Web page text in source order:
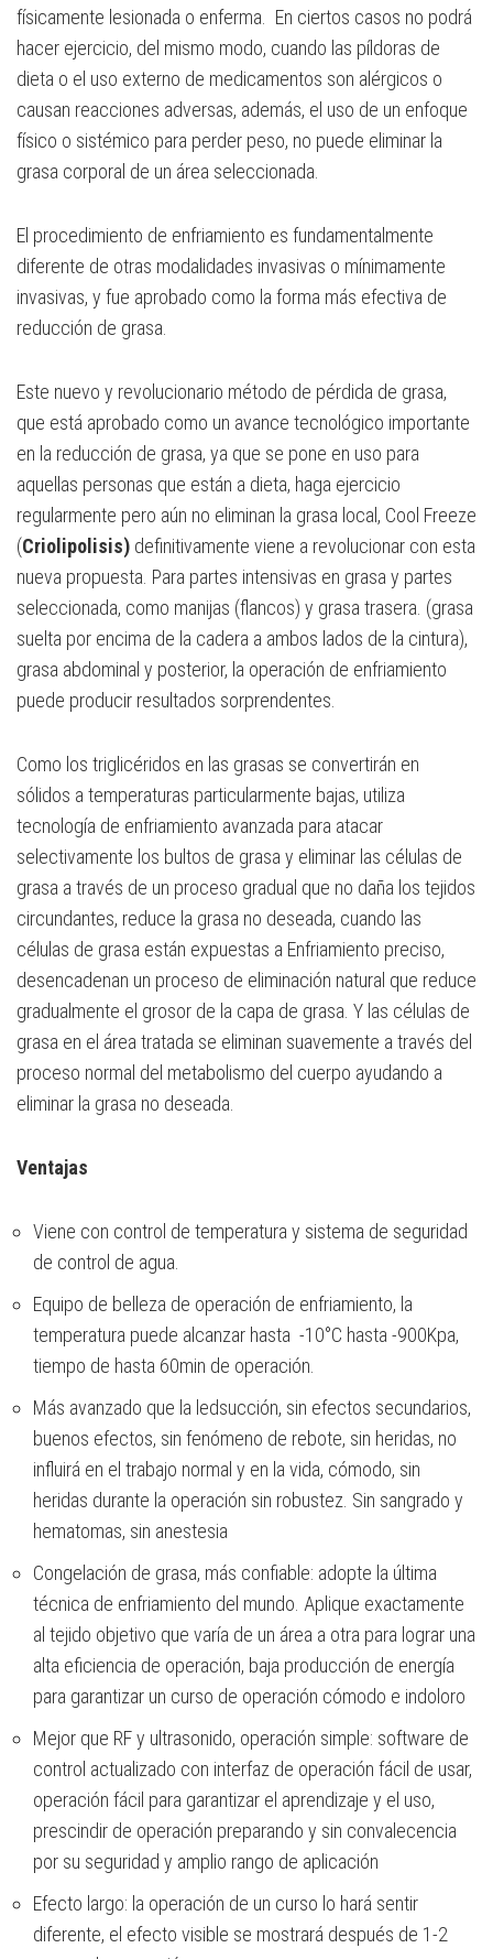
físicamente lesionada o enferma. En ciertos casos no podrá
hacer ejercicio, del mismo modo, cuando las píldoras de
dieta o el uso externo de medicamentos son alérgicos o
causan reacciones adversas, además, el uso de un enfoque
físico o sistémico para perder peso, no puede eliminar la
grasa corporal de un área seleccionada.
El procedimiento de enfriamiento es fundamentalmente
diferente de otras modalidades invasivas o mínimamente
invasivas, y fue aprobado como la forma más efectiva de
reducción de grasa.
Este nuevo y revolucionario método de pérdida de grasa,
que está aprobado como un avance tecnológico importante
en la reducción de grasa, ya que se pone en uso para
aquellas personas que están a dieta, haga ejercicio
regularmente pero aún no eliminan la grasa local, Cool Freeze
(Criolipolisis) definitivamente viene a revolucionar con esta
nueva propuesta. Para partes intensivas en grasa y partes
seleccionada, como manijas (flancos) y grasa trasera. (grasa
suelta por encima de la cadera a ambos lados de la cintura),
grasa abdominal y posterior, la operación de enfriamiento
puede producir resultados sorprendentes.
Como los triglicéridos en las grasas se convertirán en
sólidos a temperaturas particularmente bajas, utiliza
tecnología de enfriamiento avanzada para atacar
selectivamente los bultos de grasa y eliminar las células de
grasa a través de un proceso gradual que no daña los tejidos
circundantes, reduce la grasa no deseada, cuando las
células de grasa están expuestas a Enfriamiento preciso,
desencadenan un proceso de eliminación natural que reduce
gradualmente el grosor de la capa de grasa. Y las células de
grasa en el área tratada se eliminan suavemente a través del
proceso normal del metabolismo del cuerpo ayudando a
eliminar la grasa no deseada.
Ventajas
Viene con control de temperatura y sistema de seguridad
de control de agua.
Equipo de belleza de operación de enfriamiento, la
temperatura puede alcanzar hasta -10°C hasta -900Kpa,
tiempo de hasta 60min de operación.
Más avanzado que la ledsucción, sin efectos secundarios,
buenos efectos, sin fenómeno de rebote, sin heridas, no
influirá en el trabajo normal y en la vida, cómodo, sin
heridas durante la operación sin robustez. Sin sangrado y
hematomas, sin anestesia
Congelación de grasa, más confiable: adopte la última
técnica de enfriamiento del mundo. Aplique exactamente
al tejido objetivo que varía de un área a otra para lograr una
alta eficiencia de operación, baja producción de energía
para garantizar un curso de operación cómodo e indoloro
Mejor que RF y ultrasonido, operación simple: software de
control actualizado con interfaz de operación fácil de usar,
operación fácil para garantizar el aprendizaje y el uso,
prescindir de operación preparando y sin convalecencia
por su seguridad y amplio rango de aplicación
Efecto largo: la operación de un curso lo hará sentir
diferente, el efecto visible se mostrará después de 1-2